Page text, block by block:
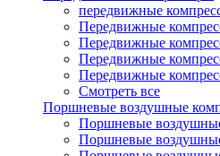
передвижные
Передвижные
Передвижные
Передвижные
Передвижные
Смотреть все
Поршневые воздушные
Поршневые
Поршневые